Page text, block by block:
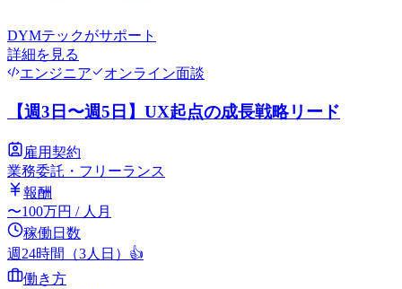
DYMテックがサポート
詳細を見る
エンジニア
オンライン面談
【週3日〜週5日】UX起点の成長戦略リード
雇用契約
業務委託・フリーランス
報酬
〜100万円 / 人月
稼働日数
週24時間（3人日） 👍
働き方